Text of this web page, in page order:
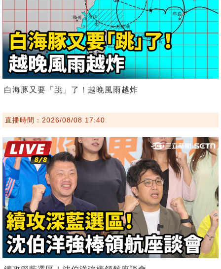
白海豚又要「跳」了！越晚風雨越炸
直播時間：2026/08/08 17:40